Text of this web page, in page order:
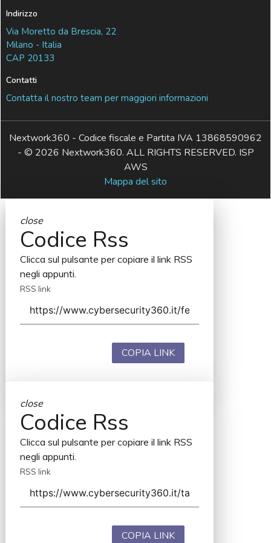
Indirizzo
Via Moretto da Brescia, 22
Milano - Italia
CAP 20133
Contatti
Contatta il nostro team per maggiori informazioni
Nextwork360 - Codice fiscale e Partita IVA 13868590962
- © 2026 Nextwork360. ALL RIGHTS RESERVED. ISP
AWS
Mappa del sito
close
Codice Rss
Clicca sul pulsante per copiare il link RSS
negli appunti.
RSS link
COPIA LINK
close
Codice Rss
Clicca sul pulsante per copiare il link RSS
negli appunti.
RSS link
COPIA LINK